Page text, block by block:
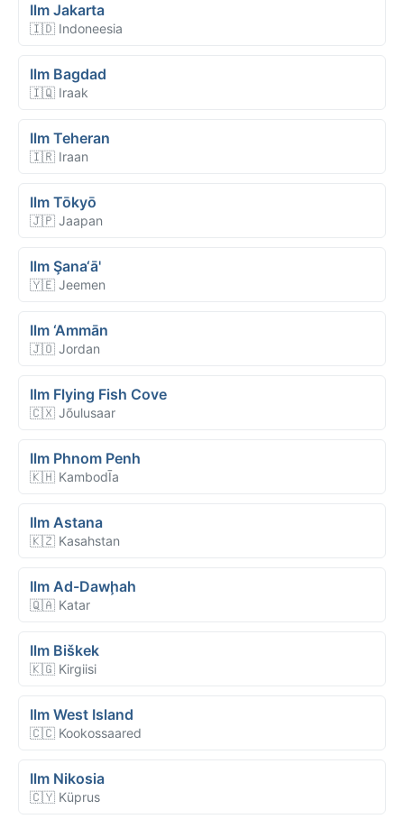
Ilm Jakarta
🇮🇩 Indoneesia
Ilm Bagdad
🇮🇶 Iraak
Ilm Teheran
🇮🇷 Iraan
Ilm Tōkyō
🇯🇵 Jaapan
Ilm Şana‘ā'
🇾🇪 Jeemen
Ilm ‘Ammān
🇯🇴 Jordan
Ilm Flying Fish Cove
🇨🇽 Jõulusaar
Ilm Phnom Penh
🇰🇭 KambodĪa
Ilm Astana
🇰🇿 Kasahstan
Ilm Ad-Dawḩah
🇶🇦 Katar
Ilm Biškek
🇰🇬 Kirgiisi
Ilm West Island
🇨🇨 Kookossaared
Ilm Nikosia
🇨🇾 Küprus